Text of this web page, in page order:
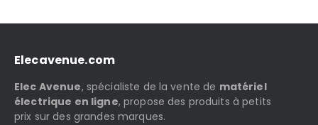
Elecavenue.com
Elec Avenue, spécialiste de la vente de matériel
électrique en ligne, propose des produits à petits
prix sur des grandes marques.